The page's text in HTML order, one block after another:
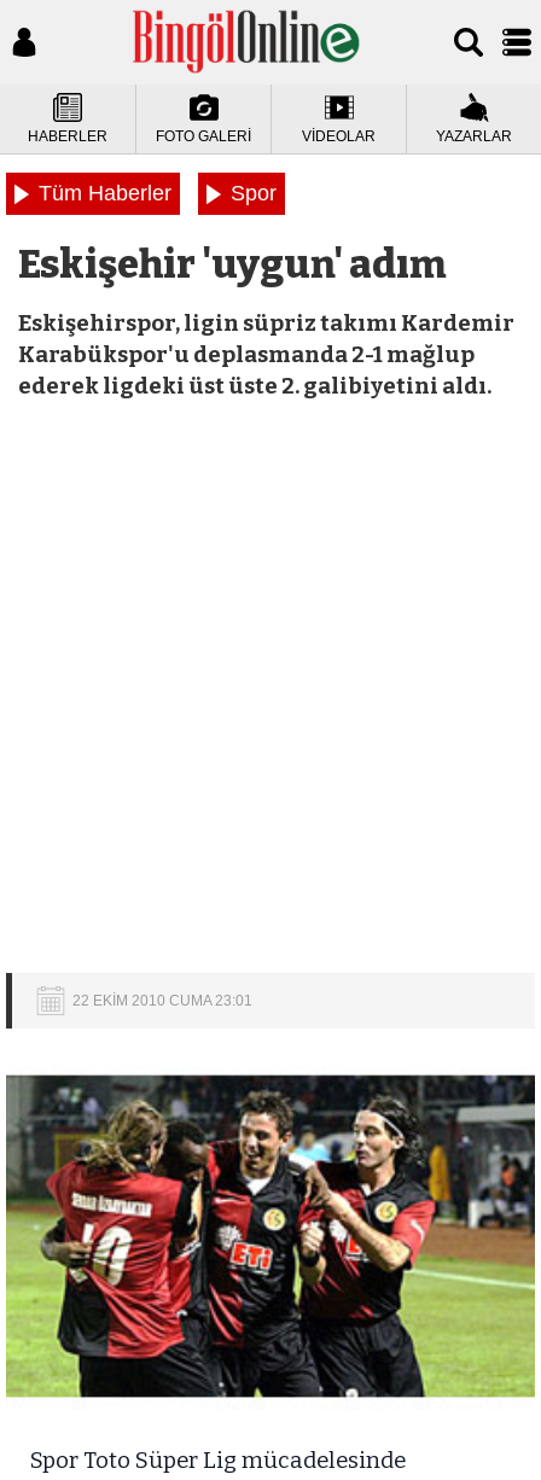
HABERLER FOTO GALERİ VİDEOLAR YAZARLAR
Tüm Haberler Spor
Eskişehir 'uygun' adım
Eskişehirspor, ligin süpriz takımı Kardemir
Karabükspor'u deplasmanda 2-1 mağlup
ederek ligdeki üst üste 2. galibiyetini aldı.
22 EKİM 2010 CUMA 23:01
Spor Toto Süper Lig mücadelesinde